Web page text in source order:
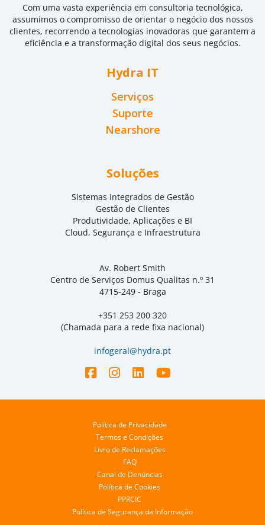
Com uma vasta experiência em consultoria tecnológica,
assumimos o compromisso de orientar o negócio dos nossos
clientes, recorrendo a tecnologias inovadoras que garantem a
eficiência e a transformação digital dos seus negócios.
Hydra IT
Serviços
Suporte
Nearshore
Soluções
Sistemas Integrados de Gestão
Gestão de Clientes
Produtividade, Aplicações e BI
Cloud, Segurança e Infraestrutura
Av. Robert Smith
Centro de Serviços Domus Qualitas n.º 31
4715-249 - Braga
+351 253 200 320
(Chamada para a rede fixa nacional)
infogeral@hydra.pt
Política de Privacidade
Termos e Condições
Livro de Reclamações
FAQ
Canal de Denúncias
Política de Cookies
PPRCIC
Política de Segurança da Informação